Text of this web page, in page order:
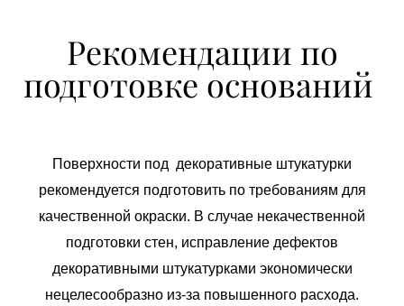
Рекомендации по
подготовке оснований
Поверхности под декоративные штукатурки
рекомендуется подготовить по требованиям для
качественной окраски. В случае некачественной
подготовки стен, исправление дефектов
декоративными штукатурками экономически
нецелесообразно из-за повышенного расхода.